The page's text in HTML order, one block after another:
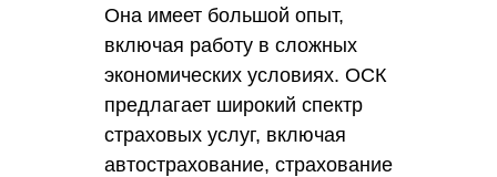
Она имеет большой опыт,
включая работу в сложных
экономических условиях. ОСК
предлагает широкий спектр
страховых услуг, включая
автострахование, страхование